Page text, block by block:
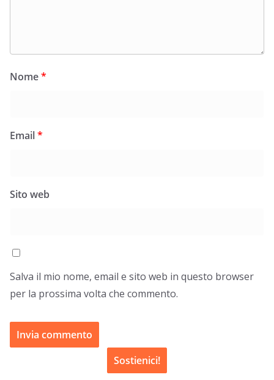
Nome*
Email*
Sito web
Salva il mio nome, email e sito web in questo browser
per la prossima volta che commento.
Sostienici!